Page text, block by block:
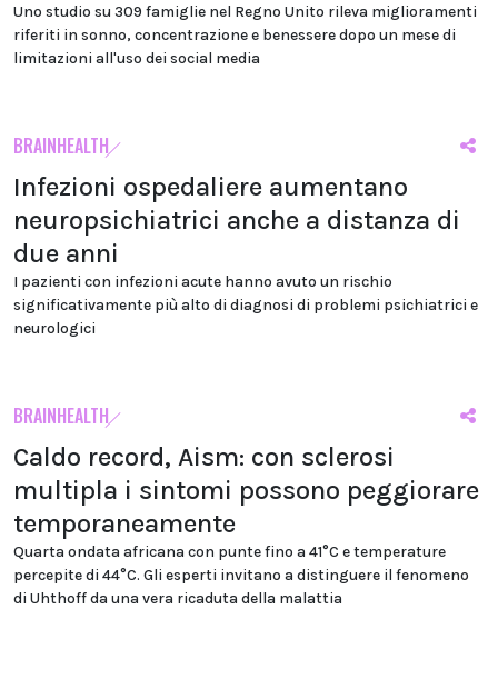
Uno studio su 309 famiglie nel Regno Unito rileva miglioramenti
riferiti in sonno, concentrazione e benessere dopo un mese di
limitazioni all'uso dei social media
BRAINHEALTH
Infezioni ospedaliere aumentano
neuropsichiatrici anche a distanza di
due anni
I pazienti con infezioni acute hanno avuto un rischio
significativamente più alto di diagnosi di problemi psichiatrici e
neurologici
BRAINHEALTH
Caldo record, Aism: con sclerosi
multipla i sintomi possono peggiorare
temporaneamente
Quarta ondata africana con punte fino a 41°C e temperature
percepite di 44°C. Gli esperti invitano a distinguere il fenomeno
di Uhthoff da una vera ricaduta della malattia